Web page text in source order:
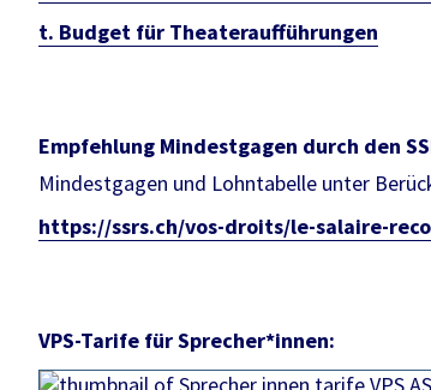
t. Budget für Theateraufführungen
Empfehlung Mindestgagen durch den
Mindestgagen und Lohntabelle unter
https://ssrs.ch/vos-droits/le-salaire-
VPS-Tarife für Sprecher*innen: